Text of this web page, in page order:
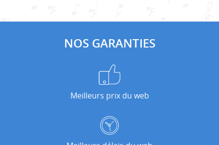
NOS GARANTIES
Meilleurs prix du web